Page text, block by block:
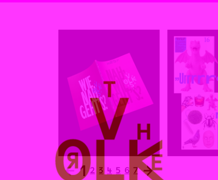
← 1 2 3 4 5 6 7 →